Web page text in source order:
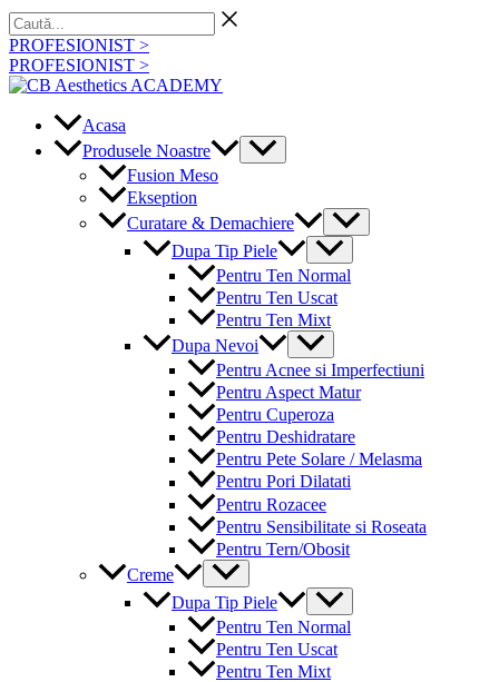
Skip
to
content
Caută...
PROFESIONIST >
PROFESIONIST >
Acasa
Produsele Noastre
Menu
Toggle
Fusion Meso
Ekseption
Curatare & Demachiere
Menu
Toggle
Dupa Tip Piele
Menu
Toggle
Pentru Ten Normal
Pentru Ten Uscat
Pentru Ten Mixt
Dupa Nevoi
Menu
Toggle
Pentru Acnee si Imperfectiuni
Pentru Aspect Matur
Pentru Cuperoza
Pentru Deshidratare
Pentru Pete Solare / Melasma
Pentru Pori Dilatati
Pentru Rozacee
Pentru Sensibilitate si Roseata
Pentru Tern/Obosit
Creme
Menu
Toggle
Dupa Tip Piele
Menu
Toggle
Pentru Ten Normal
Pentru Ten Uscat
Pentru Ten Mixt